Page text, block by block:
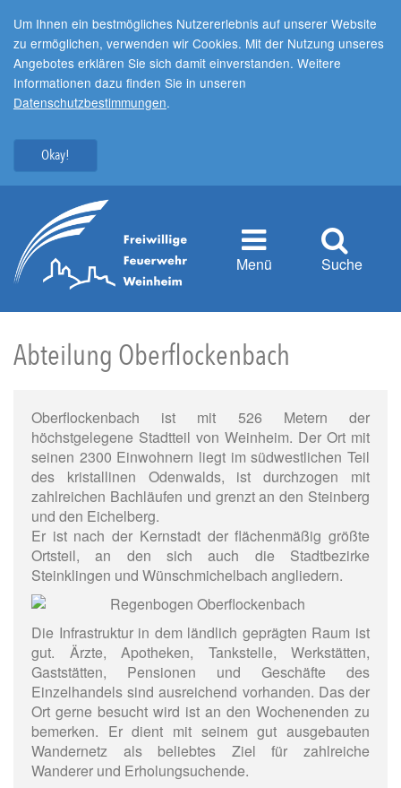
Um Ihnen ein bestmögliches Nutzererlebnis auf unserer Website
zu ermöglichen, verwenden wir Cookies. Mit der Nutzung unseres
Angebotes erklären Sie sich damit einverstanden. Weitere
Informationen dazu finden Sie in unseren
Datenschutzbestimmungen.
Okay!
Menü Suche
Abteilung Oberflockenbach
Oberflockenbach ist mit 526 Metern der
höchstgelegene Stadtteil von Weinheim. Der Ort mit
seinen 2300 Einwohnern liegt im südwestlichen Teil
des kristallinen Odenwalds, ist durchzogen mit
zahlreichen Bachläufen und grenzt an den Steinberg
und den Eichelberg.
Er ist nach der Kernstadt der flächenmäßig größte
Ortsteil, an den sich auch die Stadtbezirke
Steinklingen und Wünschmichelbach angliedern.
Die Infrastruktur in dem ländlich geprägten Raum ist
gut. Ärzte, Apotheken, Tankstelle, Werkstätten,
Gaststätten, Pensionen und Geschäfte des
Einzelhandels sind ausreichend vorhanden. Das der
Ort gerne besucht wird ist an den Wochenenden zu
bemerken. Er dient mit seinem gut ausgebauten
Wandernetz als beliebtes Ziel für zahlreiche
Wanderer und Erholungsuchende.